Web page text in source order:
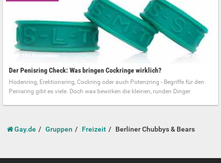
100 Kommentare Dezember 4, 2019
Der Penisring Check: Was bringen Cockringe wirklich?
Hodenring, Erektionsring, Cockring oder auch Potenzring - Begriffe für den
Penisring gibt es viele. Doch was bewirken die kleinen, runden Dinger
Gay.de Gruppen Freizeit Berliner Chubbys & Bears